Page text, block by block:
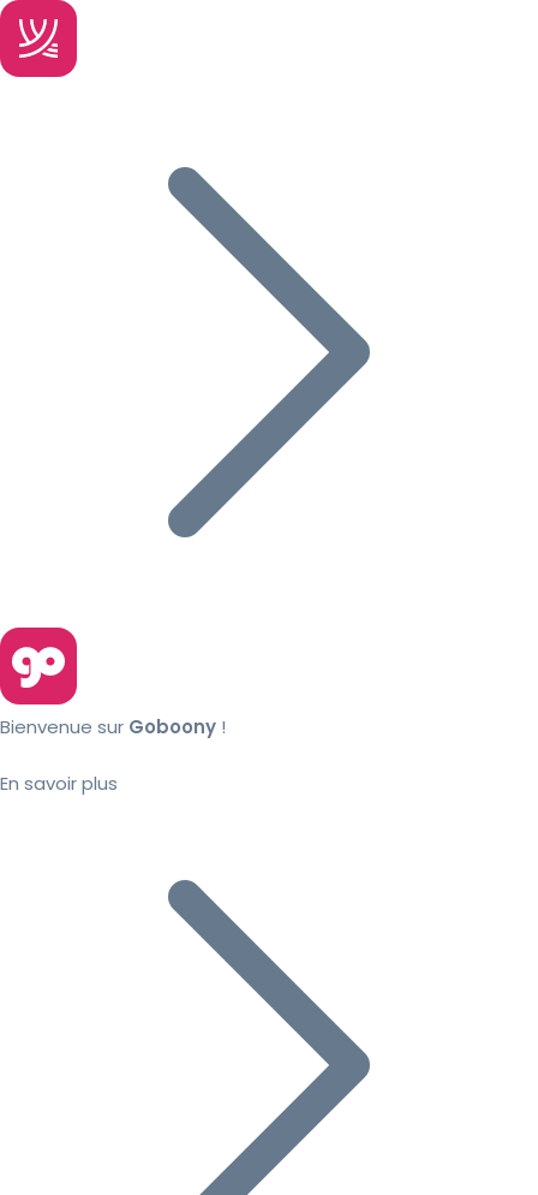
Bienvenue sur Goboony !
En savoir plus